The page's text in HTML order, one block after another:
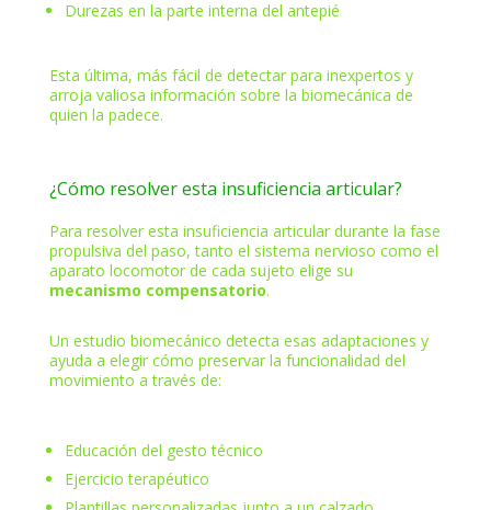
Durezas en la parte interna del antepié
Esta última, más fácil de detectar para inexpertos y
arroja valiosa información sobre la biomecánica de
quien la padece.
¿Cómo resolver esta insuficiencia articular?
Para resolver esta insuficiencia articular durante la fase
propulsiva del paso, tanto el sistema nervioso como el
aparato locomotor de cada sujeto elige su
mecanismo compensatorio.
Un estudio biomecánico detecta esas adaptaciones y
ayuda a elegir cómo preservar la funcionalidad del
movimiento a través de:
Educación del gesto técnico
Ejercicio terapéutico